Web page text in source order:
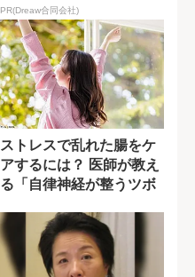
PR(Dreaw合同会社)
ストレスで乱れた腸をケ
アするには？ 医師が教え
る「自律神経が整うツボ